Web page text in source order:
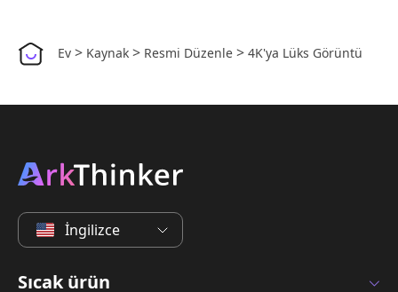
Ev > Kaynak > Resmi Düzenle > 4K'ya Lüks Görüntü
İngilizce
Sıcak ürün